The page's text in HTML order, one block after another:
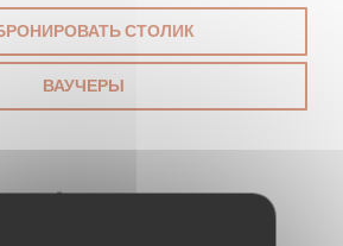
СТОЛИК
ВАУЧЕРЫ